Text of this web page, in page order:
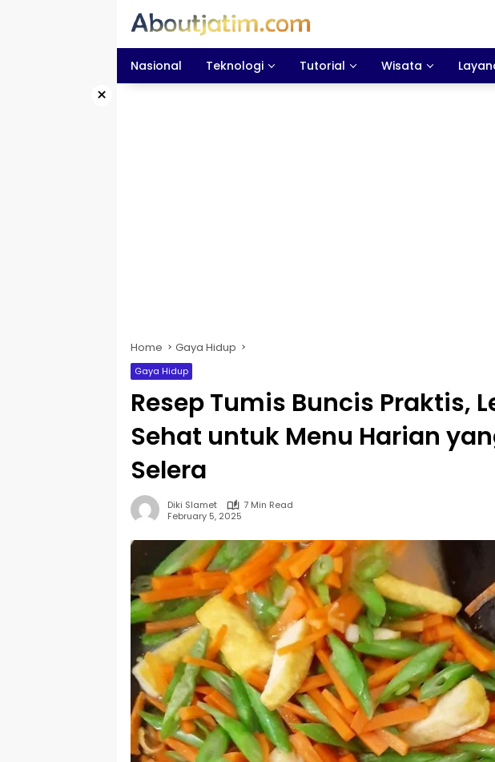
Nasional Teknologi Tutorial Wisata
×
Home Gaya Hidup
Gaya Hidup
Resep Tumis Buncis Praktis,
Sehat untuk Menu Harian
Selera
Diki Slamet
7 Min Read
February 5, 2025